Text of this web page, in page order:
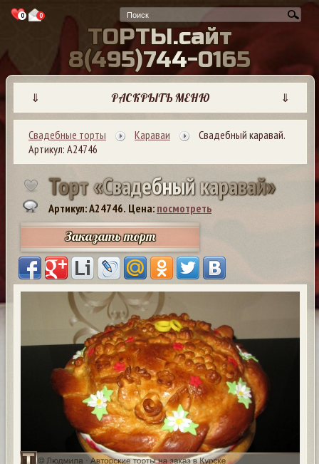
0 0
ТОРТЫ.сайт
8(495)744-0165
⇓ РАСКРЫТЬ МЕНЮ ⇓
Свадебные торты Караваи
Свадебный каравай.
Артикул: А24746
Торт«Свадебныйкаравай»
Артикул: A24746. Цена: посмотреть
Заказать торт